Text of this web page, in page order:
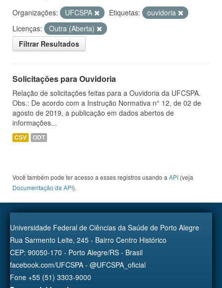
Organizações: UFCSPA Etiquetas:
ouvidoria
Licenças:
Outra (Aberta)
Filtrar Resultados
Solicitações para Ouvidoria
Relação de solicitações feitas para a Ouvidoria da UFCSPA.
Obs.: De acordo com a Instrução Normativa n° 12, de 02 de
agosto de 2019, a publicação em dados abertos de
informações...
CSV ODT
Você também pode ter acesso a esses registros usando a API (veja
Documentação da API).
Universidade Federal de Ciências da Saúde de Porto Alegre
Rua Sarmento Leite, 245 - Bairro Centro Histórico
CEP: 90050-170 - Porto Alegre/RS - Brasil
facebook.com/UFCSPA - @UFCSPA_oficial
Fone +55 (51) 3303-9000